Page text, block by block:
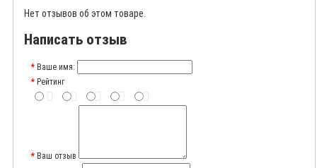
Нет отзывов об этом товаре.
Написать отзыв
Ваше имя:
Рейтинг
Ваш отзыв